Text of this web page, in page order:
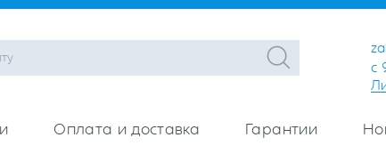
с
Оплата и доставка Гарантии